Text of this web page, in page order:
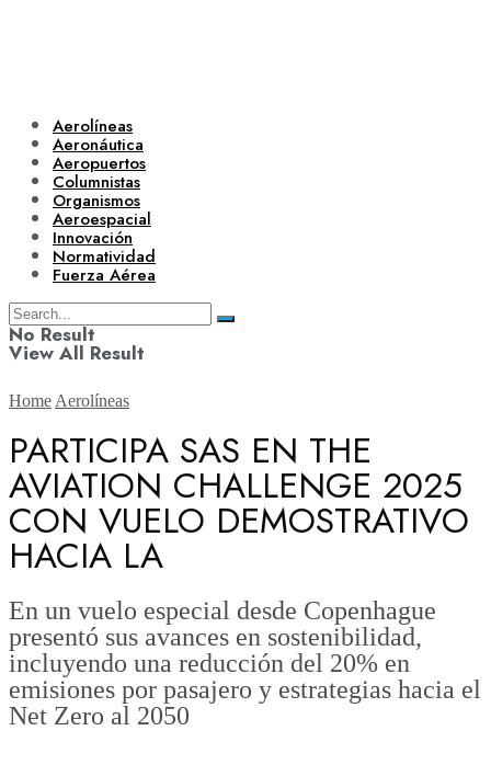
Aerolíneas
Aeronáutica
Aeropuertos
Columnistas
Organismos
Aeroespacial
Innovación
Normatividad
Fuerza Aérea
No Result
View All Result
Aerolíneas
Aeronáutica
Aeropuertos
Columnistas
Home Aerolíneas
PARTICIPA SAS EN THE
AVIATION CHALLENGE 2025
CON VUELO DEMOSTRATIVO
HACIA LA
En un vuelo especial desde Copenhague
presentó sus avances en sostenibilidad,
incluyendo una reducción del 20% en
emisiones por pasajero y estrategias hacia el
Net Zero al 2050